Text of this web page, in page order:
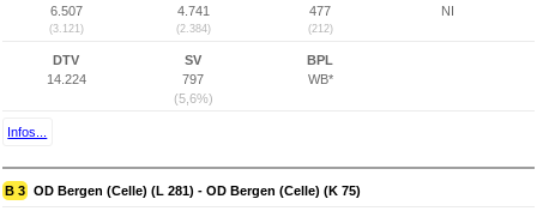
6.507
(3.121)
4.741
(2.384)
477
(212)
NI
DTV
14.224
SV
797
(5,6%)
BPL
WB*
Infos...
B 3 OD Bergen (Celle) (L 281) - OD Bergen (Celle) (K 75)